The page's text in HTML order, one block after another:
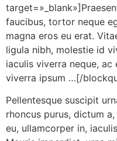
faucibus, tortor neque
magna eros eu erat.
ligula nibh, molestie id
iaculis viverra neque,
viverra ipsum …[/
Pellentesque suscipit
rhoncus purus, dictum
eu, ullamcorper in,